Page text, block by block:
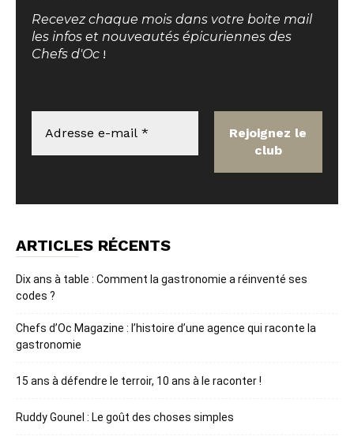
Recevez chaque mois dans votre boite mail
les infos et nouveautés épicuriennes des
Chefs d'Oc !
ARTICLES RÉCENTS
Dix ans à table : Comment la gastronomie a réinventé ses
codes ?
Chefs d’Oc Magazine : l’histoire d’une agence qui raconte la
gastronomie
15 ans à défendre le terroir, 10 ans à le raconter !
Ruddy Gounel : Le goût des choses simples